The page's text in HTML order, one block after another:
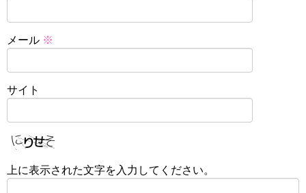
メール ※
サイト
上に表示された文字を入力してください。